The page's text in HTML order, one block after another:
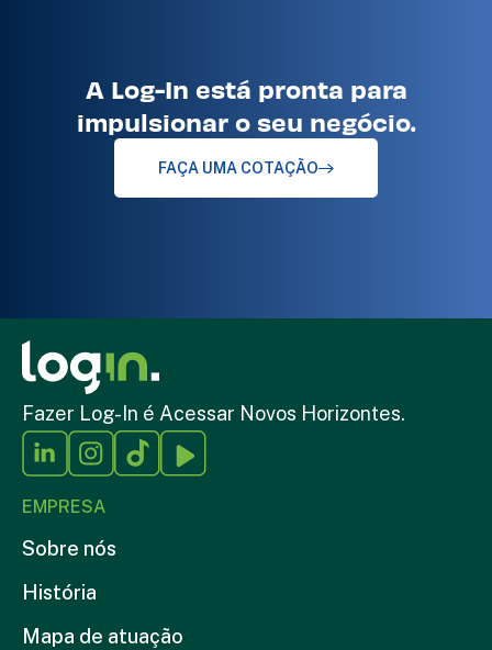
A Log-In está pronta para
impulsionar o seu negócio.
FAÇA UMA COTAÇÃO
Fazer Log-In é Acessar Novos Horizontes.
EMPRESA
Sobre nós
História
Mapa de atuação